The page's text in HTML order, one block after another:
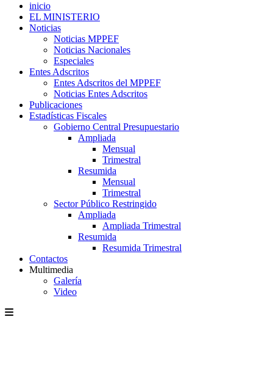
inicio
EL MINISTERIO
Noticias
Noticias MPPEF
Noticias Nacionales
Especiales
Entes Adscritos
Entes Adscritos del MPPEF
Noticias Entes Adscritos
Publicaciones
Estadísticas Fiscales
Gobierno Central Presupuestario
Ampliada
Mensual
Trimestral
Resumida
Mensual
Trimestral
Sector Público Restringido
Ampliada
Ampliada Trimestral
Resumida
Resumida Trimestral
Contactos
Multimedia
Galería
Video